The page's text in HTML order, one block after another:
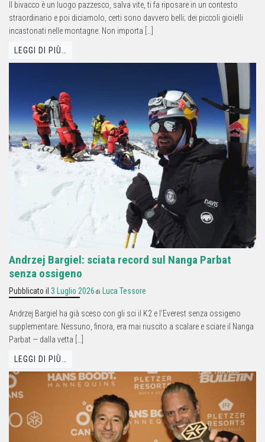
Il bivacco è un luogo pazzesco, salva vite, ti fa riposare in un contesto
straordinario e poi diciamolo, certi sono davvero belli; dei piccoli gioielli
incastonati nelle montagne. Non importa […]
LEGGI DI PIÙ…
Andrzej Bargiel: sciata record sul Nanga Parbat
senza ossigeno
Pubblicato il 3 Luglio 2026 di Luca Tessore
Andrzej Bargiel ha già sceso con gli sci il K2 e l’Everest senza ossigeno
supplementare. Nessuno, finora, era mai riuscito a scalare e sciare il Nanga
Parbat — dalla vetta […]
LEGGI DI PIÙ…